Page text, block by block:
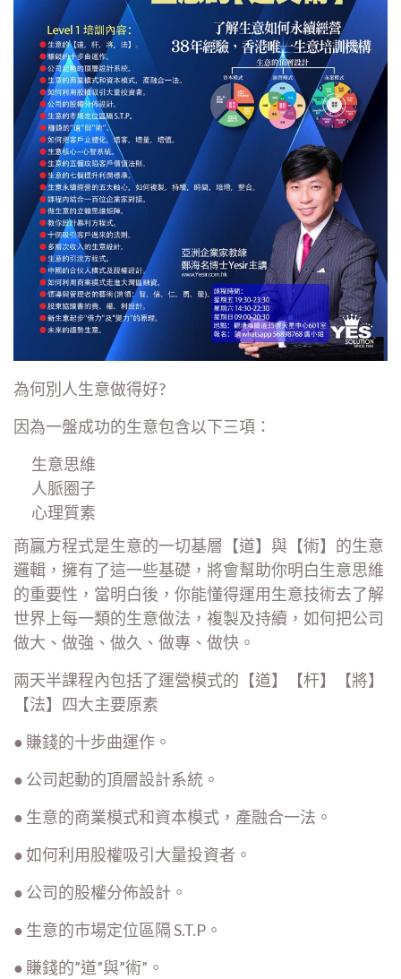
為何別人生意做得好?
因為一盤成功的生意包含以下三項：
生意思維
人脈圈子
心理質素
商贏方程式是生意的一切基層【道】與【術】的生意
邏輯，擁有了這一些基礎，將會幫助你明白生意思維
的重要性，當明白後，你能懂得運用生意技術去了解
世界上每一類的生意做法，複製及持續，如何把公司
做大、做強、做久、做專、做快。
兩天半課程內包括了運營模式的【道】【杆】【將】
【法】四大主要原素
● 賺錢的十步曲運作。
● 公司起動的頂層設計系統。
● 生意的商業模式和資本模式，產融合一法。
● 如何利用股權吸引大量投資者。
● 公司的股權分佈設計。
● 生意的市場定位區隔 S.T.P。
● 賺錢的”道”與”術”。